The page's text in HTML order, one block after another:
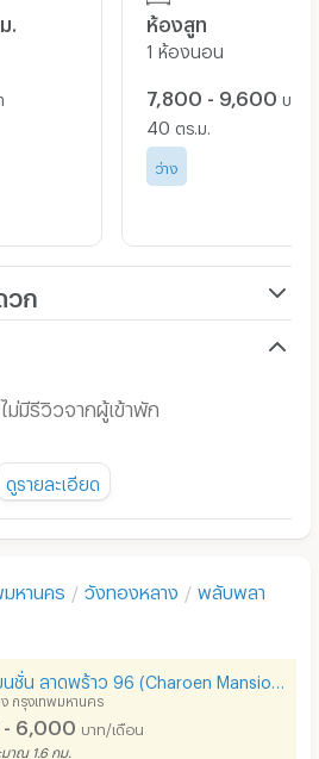
ห้องพักได้ทุกวันค่ะ *******
ไม่ต้องห่วงรถเลอะอีกต่อไป
มีเงื่อนไข ***
นเพียง 8,400 บาทเป็นต้นไป
าท/ยูนิต
ชำระล่วงหน้า 1 เดือน ค่าเช่า 1
. ห้องสูท
1 ห้องนอน
7,800 - 9,600 บาท
40 ตร.ม.
ว่าง
วก
ไม่มีรีวิวจากผู้เข้าพัก
วของอพาร์ทเม้นท์นี้
วแรกของอพาร์ทเม้นท์นี้
ดูรายละเอียด
มหานคร วังทองหลาง พลับพลา
กรุงเทพมหานคร
- 6,000 บาท/เดือน
มาณ 1.6 กม.